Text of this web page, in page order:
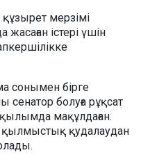
құзырет мерзімі
істері үшін
сонымен бірге
сенатор болуға рұқсат
мақұлдаған.
қудалаудан